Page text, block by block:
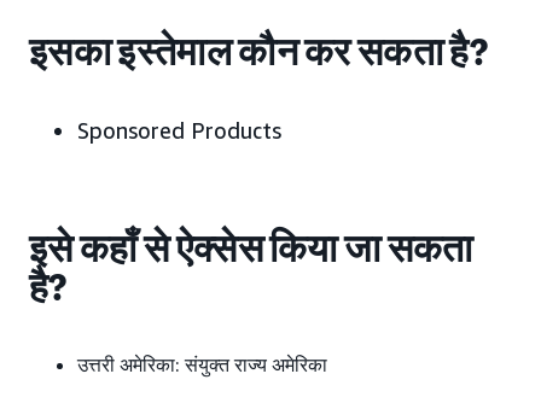
इसका इस्तेमाल कौन कर सकता है?
Sponsored Products
इसे कहाँ से ऐक्सेस किया जा सकता
है?
उत्तरी अमेरिका:संयुक्त राज्य अमेरिका